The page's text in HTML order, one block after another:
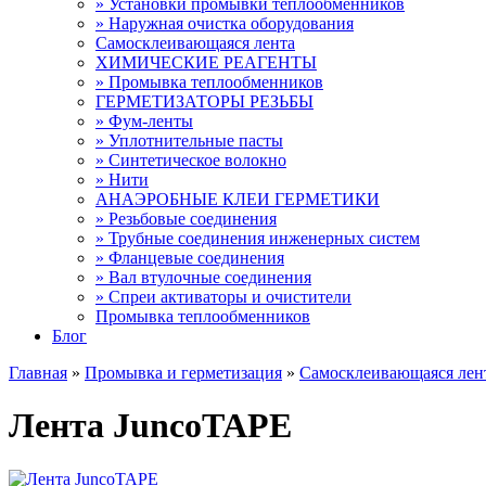
» Установки промывки теплообменников
» Наружная очистка оборудования
Самосклеивающаяся лента
ХИМИЧЕСКИЕ РЕАГЕНТЫ
» Промывка теплообменников
ГЕРМЕТИЗАТОРЫ РЕЗЬБЫ
» Фум-ленты
» Уплотнительные пасты
» Синтетическое волокно
» Нити
АНАЭРОБНЫЕ КЛЕИ ГЕРМЕТИКИ
» Резьбовые соединения
» Трубные соединения инженерных систем
» Фланцевые соединения
» Вал втулочные соединения
» Спреи активаторы и очистители
Промывка теплообменников
Блог
Главная » Промывка и герметизация » Самосклеивающаяся
Лента JuncoTAPE